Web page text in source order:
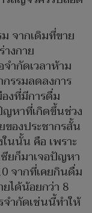
จากเดิมที่ขาย
างกาย
ำกัดเวลาห้าม
รรมลดลงการ
องที่มีการดื่ม
ญหาที่เกิดขึ้นช่วง
ของประชากรสั้น
นนั้น คือ เพราะ
ยก็มาเจอปัญหา
จากที่เคยกินดื่ม
ได้น้อยกว่า 8
จำกัดเช่นนี้ทำให้